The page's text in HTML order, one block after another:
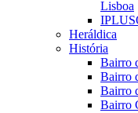
Lisboa
Heráldica
História
Bairro
Bairro
Bairro
Bairro